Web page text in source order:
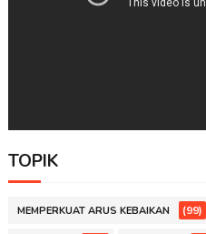
TOPIK
MEMPERKUAT ARUS KEBAIKAN (99)